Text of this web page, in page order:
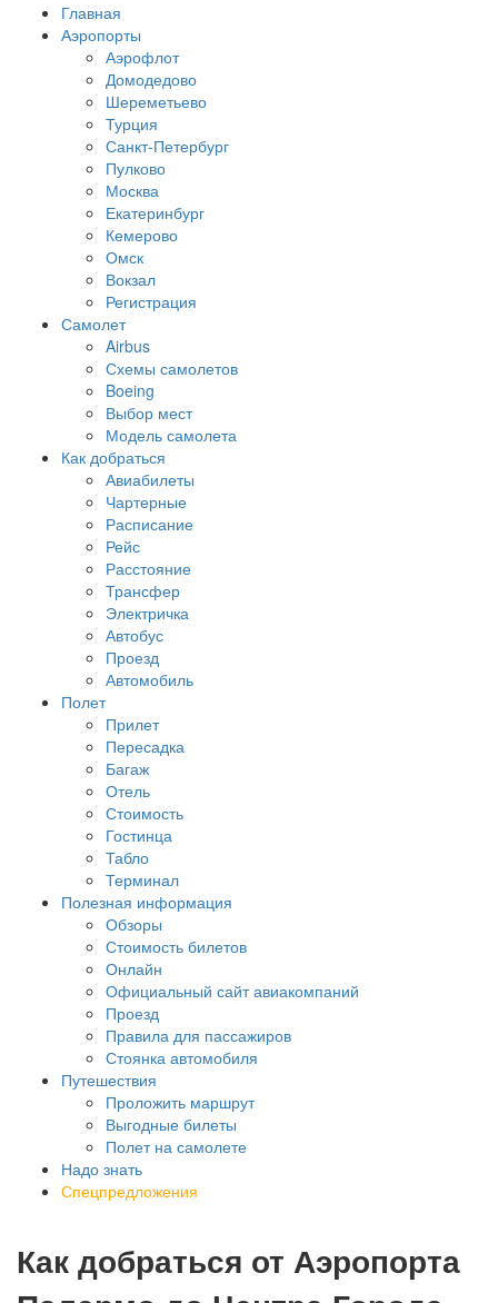
Главная
Аэропорты
Аэрофлот
Домодедово
Шереметьево
Турция
Санкт-Петербург
Пулково
Москва
Екатеринбург
Кемерово
Омск
Вокзал
Регистрация
Самолет
Airbus
Схемы самолетов
Boeing
Выбор мест
Модель самолета
Как добраться
Авиабилеты
Чартерные
Расписание
Рейс
Расстояние
Трансфер
Электричка
Автобус
Проезд
Автомобиль
Полет
Прилет
Пересадка
Багаж
Отель
Стоимость
Гостинца
Табло
Терминал
Полезная информация
Обзоры
Стоимость билетов
Онлайн
Официальный сайт авиакомпаний
Проезд
Правила для пассажиров
Стоянка автомобиля
Путешествия
Проложить маршрут
Выгодные билеты
Полет на самолете
Надо знать
Спецпредложения
Как добраться от Аэропорта